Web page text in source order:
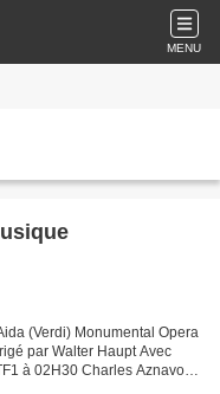
MENU
(Verdi) Monumental Opera
par Walter Haupt Avec
à 02H30 Charles Aznavour